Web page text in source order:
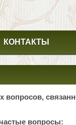
КОНТАКТЫ
вопросы: